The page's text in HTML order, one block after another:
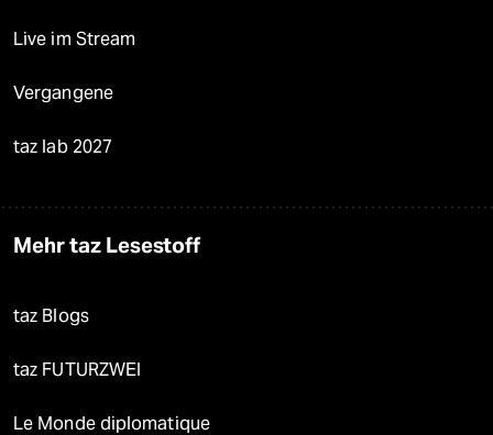
Live im Stream
Vergangene
taz lab 2027
Mehr taz Lesestoff
taz Blogs
taz FUTURZWEI
Le Monde diplomatique